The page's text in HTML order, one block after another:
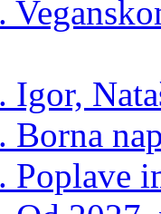
Igor,
Borna
Poplave